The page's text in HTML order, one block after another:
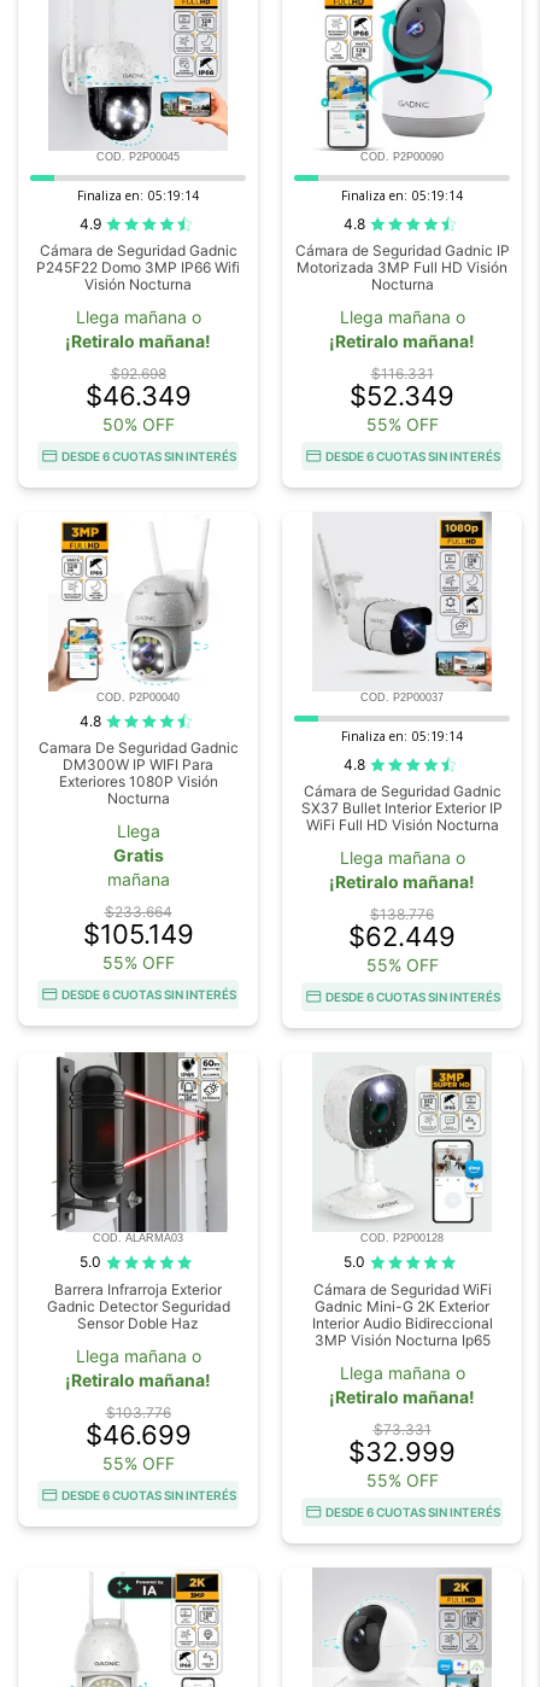
COD. P2P00045
Finaliza en: 05:19:14
4.9
Cámara de Seguridad Gadnic
P245F22 Domo 3MP IP66 Wifi
Visión Nocturna
Llega mañana o
¡Retiralo mañana!
$92.698
$46.349
50% OFF
DESDE 6 CUOTAS SIN INTERÉS
COD. P2P00090
Finaliza en: 05:19:14
4.8
Cámara de Seguridad Gadnic IP
Motorizada 3MP Full HD Visión
Nocturna
Llega mañana o
¡Retiralo mañana!
$116.331
$52.349
55% OFF
DESDE 6 CUOTAS SIN INTERÉS
COD. P2P00040
4.8
Camara De Seguridad Gadnic
DM300W IP WIFI Para
Exteriores 1080P Visión
Nocturna
Llega
Gratis
mañana
$233.664
$105.149
55% OFF
DESDE 6 CUOTAS SIN INTERÉS
COD. P2P00037
Finaliza en: 05:19:14
4.8
Cámara de Seguridad Gadnic
SX37 Bullet Interior Exterior IP
WiFi Full HD Visión Nocturna
Llega mañana o
¡Retiralo mañana!
$138.776
$62.449
55% OFF
DESDE 6 CUOTAS SIN INTERÉS
COD. ALARMA03
5.0
Barrera Infrarroja Exterior
Gadnic Detector Seguridad
Sensor Doble Haz
Llega mañana o
¡Retiralo mañana!
$103.776
$46.699
55% OFF
DESDE 6 CUOTAS SIN INTERÉS
COD. P2P00128
5.0
Cámara de Seguridad WiFi
Gadnic Mini-G 2K Exterior
Interior Audio Bidireccional
3MP Visión Nocturna Ip65
Llega mañana o
¡Retiralo mañana!
$73.331
$32.999
55% OFF
DESDE 6 CUOTAS SIN INTERÉS